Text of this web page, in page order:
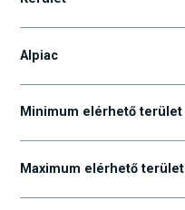
Alpiac
Minimum elérhető terület
Maximum elérhető terület